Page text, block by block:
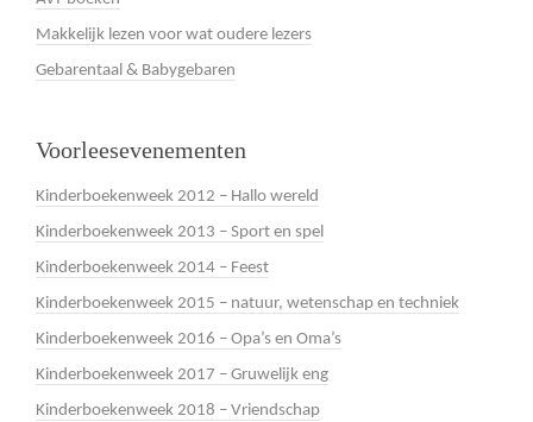
Makkelijk lezen voor wat oudere lezers
Gebarentaal & Babygebaren
Voorleesevenementen
Kinderboekenweek 2012 – Hallo wereld
Kinderboekenweek 2013 – Sport en spel
Kinderboekenweek 2014 – Feest
Kinderboekenweek 2015 – natuur, wetenschap en techniek
Kinderboekenweek 2016 – Opa’s en Oma’s
Kinderboekenweek 2017 – Gruwelijk eng
Kinderboekenweek 2018 – Vriendschap